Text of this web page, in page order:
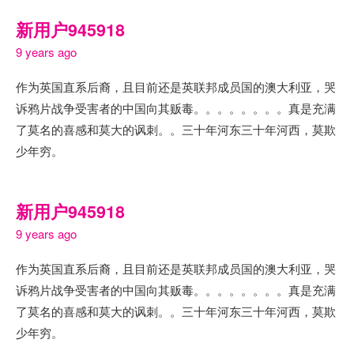
新用户945918
9 years ago
作为英国直系后裔，且目前还是英联邦成员国的澳大利亚，哭
诉鸦片战争受害者的中国向其贩毒。。。。。。。。真是充满
了莫名的喜感和莫大的讽刺。。三十年河东三十年河西，莫欺
少年穷。
新用户945918
9 years ago
作为英国直系后裔，且目前还是英联邦成员国的澳大利亚，哭
诉鸦片战争受害者的中国向其贩毒。。。。。。。。真是充满
了莫名的喜感和莫大的讽刺。。三十年河东三十年河西，莫欺
少年穷。